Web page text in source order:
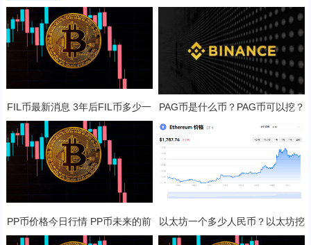
FIL币最新消息 3年后FIL币多少一
只？
PAG币是什么币？PAG币可以挖？
PP币价格今日行情 PP币未来的前
景展望
以太坊一个多少人民币？以太坊挖
矿一天收益多少？